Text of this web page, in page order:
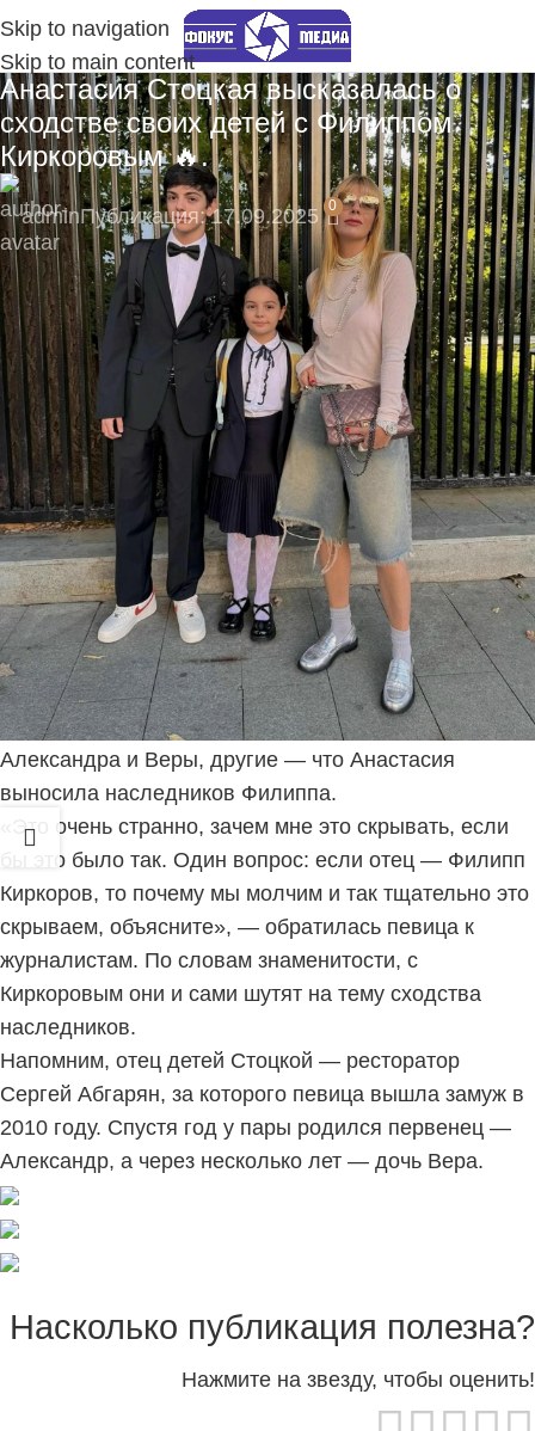
Skip to navigation
Skip to main content
Анастасия Стоцкая высказалась о
сходстве своих детей с Филиппом
Киркоровым 🔥.
adminПубликация: 17.09.2025 0
🚀 Станьте частью нашего канала с самого
начала!
Подпишитесь на наш Telegram-канал, там
моментальные уведомления:
https://t.me/fokmedia
Анастасия Стоцкая высказалась о сходстве своих
детей с Филиппом Киркоровым 🔥
Каких только слухов не ходит из-за сходства детей
Анастасии Стоцкой с Филиппом Киркоровым. Теорий
в Сети можно найти на любой вкус: одни
утверждают, что поп-король — родной отец
Александра и Веры, другие — что Анастасия
выносила наследников Филиппа.
«Это очень странно, зачем мне это скрывать, если
бы это было так. Один вопрос: если отец — Филипп
Киркоров, то почему мы молчим и так тщательно это
скрываем, объясните», — обратилась певица к
журналистам. По словам знаменитости, с
Киркоровым они и сами шутят на тему сходства
наследников.
Напомним, отец детей Стоцкой — ресторатор
Сергей Абгарян, за которого певица вышла замуж в
2010 году. Спустя год у пары родился первенец —
Александр, а через несколько лет — дочь Вера.
Насколько публикация полезна?
Нажмите на звезду, чтобы оценить!